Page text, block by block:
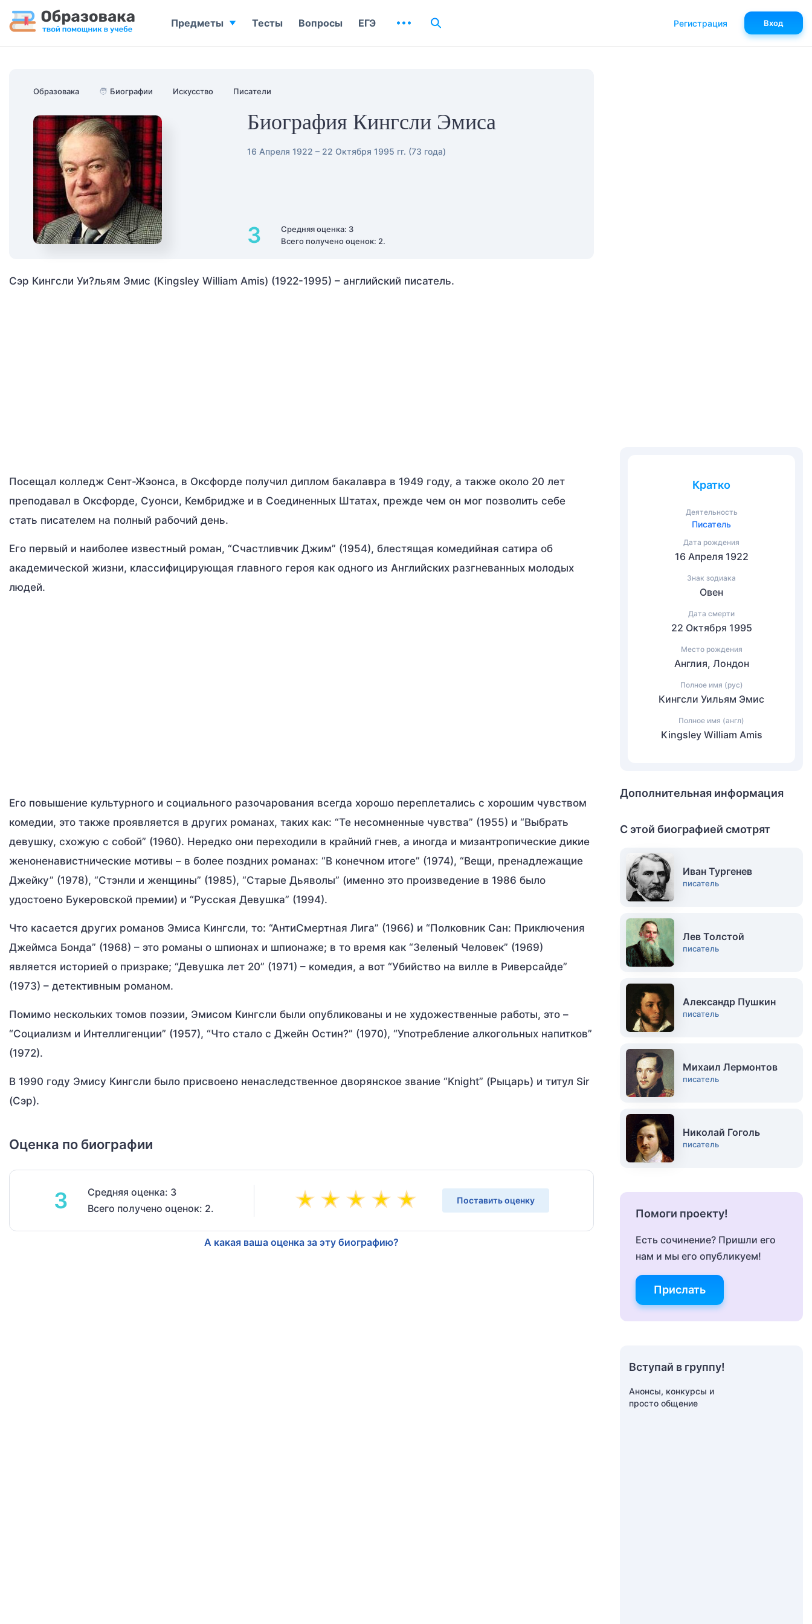
Образовака 🧑 Биографии Искусство Писатели
Биография Кингсли Эмиса
16 Апреля 1922 – 22 Октября 1995 гг. (73 года)
3
Средняя оценка: 3
Всего получено оценок: 2.
Сэр Кингсли Уи?льям Эмис (Kingsley William Amis) (1922-1995) – английский писатель.
Посещал колледж Сент-Жэонса, в Оксфорде получил диплом бакалавра в 1949 году, а также около 20 лет
преподавал в Оксфорде, Суонси, Кембридже и в Соединенных Штатах, прежде чем он мог позволить себе
стать писателем на полный рабочий день.
Его первый и наиболее известный роман, “Счастливчик Джим” (1954), блестящая комедийная сатира об
академической жизни, классифицирующая главного героя как одного из Английских разгневанных молодых
людей.
Его повышение культурного и социального разочарования всегда хорошо переплетались с хорошим чувством
комедии, это также проявляется в других романах, таких как: “Те несомненные чувства” (1955) и “Выбрать
девушку, схожую с собой” (1960). Нередко они переходили в крайний гнев, а иногда и мизантропические дикие
женоненавистнические мотивы – в более поздних романах: “В конечном итоге” (1974), “Вещи, пренадлежащие
Джейку” (1978), “Стэнли и женщины” (1985), “Старые Дьяволы” (именно это произведение в 1986 было
удостоено Букеровской премии) и “Русская Девушка” (1994).
Что касается других романов Эмиса Кингсли, то: “АнтиСмертная Лига” (1966) и “Полковник Сан: Приключения
Джеймса Бонда” (1968) – это романы о шпионах и шпионаже; в то время как “Зеленый Человек” (1969)
является историей о призраке; “Девушка лет 20” (1971) – комедия, а вот “Убийство на вилле в Риверсайде”
(1973) – детективным романом.
Помимо нескольких томов поэзии, Эмисом Кингсли были опубликованы и не художественные работы, это –
“Социализм и Интеллигенции” (1957), “Что стало с Джейн Остин?” (1970), “Употребление алкогольных напитков”
(1972).
В 1990 году Эмису Кингсли было присвоено ненаследственное дворянское звание “Knight” (Рыцарь) и титул Sir
(Сэр).
Оценка по биографии
3
Средняя оценка: 3
Всего получено оценок: 2.
Поставить оценку
А какая ваша оценка за эту биографию?
Кратко
Деятельность
Писатель
Дата рождения
16 Апреля 1922
Знак зодиака
Овен
Дата смерти
22 Октября 1995
Место рождения
Англия, Лондон
Полное имя (рус)
Кингсли Уильям Эмис
Полное имя (англ)
Kingsley William Amis
Дополнительная информация
С этой биографией смотрят
Иван Тургенев
писатель
Лев Толстой
писатель
Александр Пушкин
писатель
Михаил Лермонтов
писатель
Николай Гоголь
писатель
Помоги проекту!
Есть сочинение? Пришли его
нам и мы его опубликуем!
Прислать
Вступай в группу!
Анонсы, конкурсы и
просто общение
Предметы Тесты Вопросы ЕГЭ Регистрация Вход